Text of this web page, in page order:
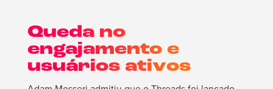
Queda no
engajamento e
usuários ativos